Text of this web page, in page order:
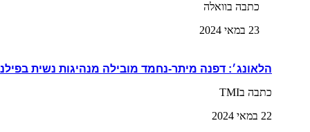
כתבה בוואלה
23 במאי 2024
הלאונג׳: דפנה מיתר-נחמד מובילה מנהיגות נשית
כתבה בTMI
22 במאי 2024